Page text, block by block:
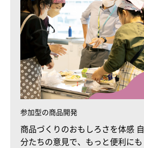
参加型の商品開発
商品づくりのおもしろさを体感 自
分たちの意見で、もっと便利にも